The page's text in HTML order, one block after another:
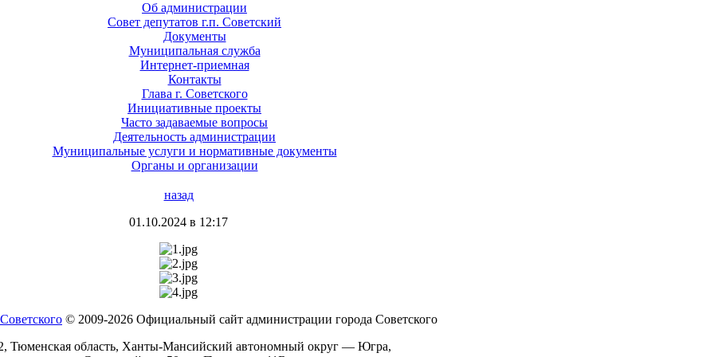
Об администрации
Совет депутатов г.п. Советский
Документы
Муниципальная служба
Интернет-приемная
Контакты
Глава г. Советского
Инициативные проекты
Часто задаваемые вопросы
Деятельность администрации
Муниципальные услуги и нормативные документы
Органы и организации
назад
01.10.2024 в 12:17
© 2009-2026 Официальный сайт администрации города Советского
Тюменская область, Ханты-Мансийский автономный округ — Югра,